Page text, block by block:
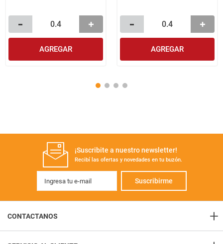
AGREGAR AGREGAR
¡Suscribite a nuestro newsletter!
Recibí las ofertas y novedades en tu buzón.
Suscribirme
CONTACTANOS +